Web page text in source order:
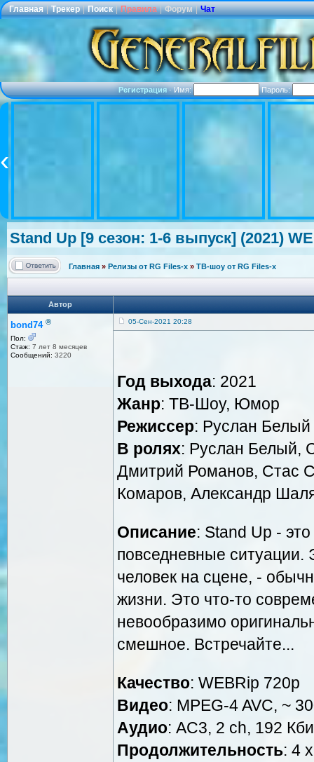
Главная | Трекер | Поиск | Правила | Форум | Чат
Регистрация·Имя: Пароль:
Stand Up [9 сезон: 1-6 выпуск] (2021)
Главная » Релизы от RG Files-x » ТВ-шоу от RG Files-x
Автор
bond74 ®
Пол:
Стаж: 7 лет 8 месяцев
Сообщений: 3220
05-Сен-2021 20:28
Год выхода: 2021
Жанр: ТВ-Шоу, Юмор
Режиссер: Руслан Белый
В ролях: Руслан Белый,
Дмитрий Романов, Стас
Комаров, Александр
Описание: Stand Up -
повседневные ситуации.
человек на сцене, -
жизни. Это что-то
невообразимо
смешное. Встречайте...
Качество: WEBRip 720p
Видео: MPEG-4 AVC, ~
Аудио: AC3, 2 ch, 192
Продолжительность: 4